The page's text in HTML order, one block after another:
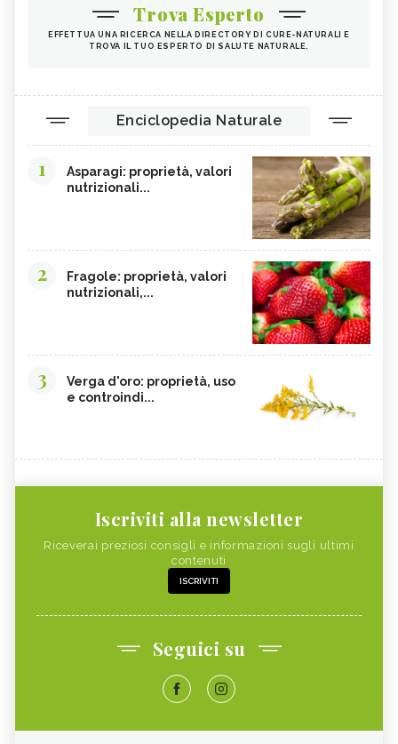
Trova Esperto
EFFETTUA UNA RICERCA NELLA DIRECTORY DI CURE-NATURALI E
TROVA IL TUO ESPERTO DI SALUTE NATURALE.
Enciclopedia Naturale
1
Asparagi: proprietà, valori
nutrizionali...
2
Fragole: proprietà, valori
nutrizionali,...
3
Verga d'oro: proprietà, uso
e controindi...
Iscriviti alla newsletter
Riceverai preziosi consigli e informazioni sugli ultimi
contenuti
ISCRIVITI
Seguici su